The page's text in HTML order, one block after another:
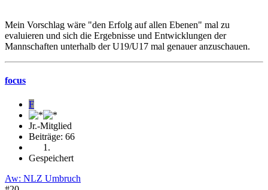
Mein Vorschlag wäre "den Erfolg auf allen Ebenen" mal zu
evaluieren und sich die Ergebnisse und Entwicklungen der
Mannschaften unterhalb der U19/U17 mal genauer anzuschauen.
focus
F
Jr.-Mitglied
Beiträge: 66
Gespeichert
Aw: NLZ Umbruch